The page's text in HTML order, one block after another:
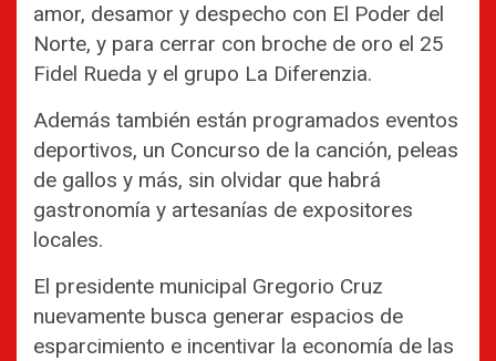
amor, desamor y despecho con El Poder del
Norte, y para cerrar con broche de oro el 25
Fidel Rueda y el grupo La Diferenzia.
Además también están programados eventos
deportivos, un Concurso de la canción, peleas
de gallos y más, sin olvidar que habrá
gastronomía y artesanías de expositores
locales.
El presidente municipal Gregorio Cruz
nuevamente busca generar espacios de
esparcimiento e incentivar la economía de las